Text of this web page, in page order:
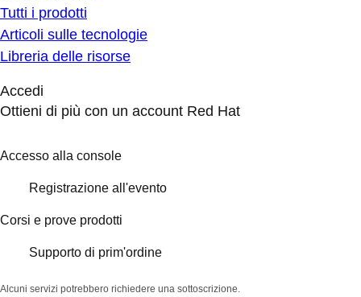
Tutti i prodotti
Articoli sulle tecnologie
Libreria delle risorse
Accedi
Ottieni di più con un account Red Hat
Accesso alla console
Registrazione all'evento
Corsi e prove prodotti
Supporto di prim'ordine
Alcuni servizi potrebbero richiedere una sottoscrizione.